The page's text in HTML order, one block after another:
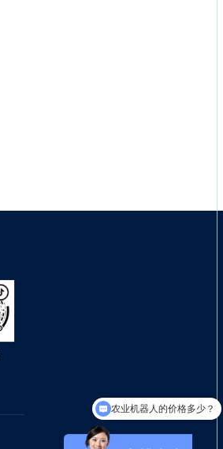
农业机器人的价格多少？